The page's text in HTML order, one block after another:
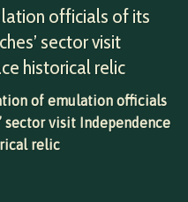
officials of its
sector visit
historical relic
of emulation officials
sector visit Independence
relic